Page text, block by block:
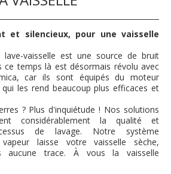
et silencieux, pour une vaisselle
vaisselle est une source de bruit
ce temps là est désormais révolu avec
car ils sont équipés du moteur
les rend beaucoup plus efficaces et
? Plus d'inquiétude ! Nos solutions
considérablement la qualité et
de lavage. Notre système
laisse votre vaisselle sèche,
aucune trace. À vous la vaisselle